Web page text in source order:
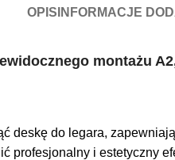
OPIS INFORMACJE
montażu
deskę do legara,
i estetyczny